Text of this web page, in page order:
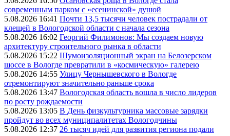
современным парком с «есенинской» душой
5.08.2026 16:41 Почти 13,5 тысячи человек пострадали от
клещей в Вологодской области с начала сезона
5.08.2026 16:02 Георгий Филимонов: Мы создаем новую
архитектуру строительного рынка в области
5.08.2026 15:22 Шумоизоляционный экран на Белозерском
шоссе в Вологде превратили в «космическую» галерею
5.08.2026 14:55 Улицу Чернышевского в Вологде
отремонтируют значительно раньше срока
5.08.2026 13:47 Вологодская область вошла в число лидеров
по росту рождаемости
5.08.2026 13:05 В День физкультурника массовые зарядки
пройдут во всех муниципалитетах Вологодчины
5.08.2026 12:37 26 тысяч идей для развития региона подали